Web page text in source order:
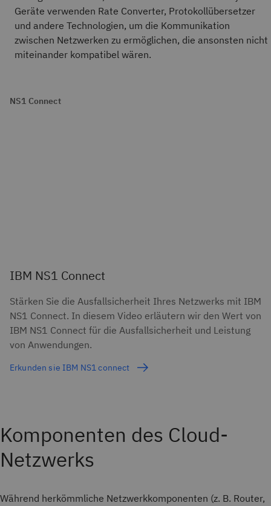
Geräte verwenden Rate Converter, Protokollübersetzer
und andere Technologien, um die Kommunikation
zwischen Netzwerken zu ermöglichen, die ansonsten nicht
miteinander kompatibel wären.
NS1 Connect
IBM NS1 Connect
Stärken Sie die Ausfallsicherheit Ihres Netzwerks mit IBM
NS1 Connect. In diesem Video erläutern wir den Wert von
IBM NS1 Connect für die Ausfallsicherheit und Leistung
von Anwendungen.
Erkunden sie IBM NS1 connect
Komponenten des Cloud-
Netzwerks
Während herkömmliche Netzwerkkomponenten (z. B. Router,